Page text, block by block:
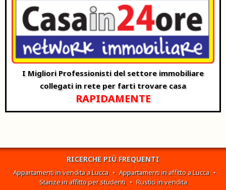
I Migliori Professionisti del settore immobiliare
collegati in rete per farti trovare casa
RAPIDAMENTE
RICERCHE PIÙ FREQUENTI
Appartamenti in vendita a Lucca • Appartamenti in affitto a Lucca •
Stanze in affitto per studenti • Rustici in vendita